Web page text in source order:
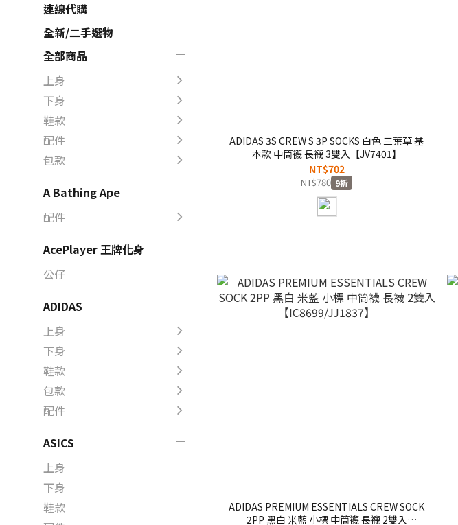
連線代購
全新/二手選物
全部商品
上身
下身
鞋款
配件
包款
A Bathing Ape
配件
AcePlayer 王牌化身
公仔
ADIDAS
上身
下身
鞋款
包款
配件
ASICS
上身
下身
鞋款
ADIDAS 3S CREW S 3P SOCKS 白色 三葉草 基
本款 中筒襪 長襪 3雙入【JV7401】
NT$702
NT$780 9折
ADIDAS PREMIUM ESSENTIALS CREW SOCK
2PP 黑白 米藍 小標 中筒襪 長襪 2雙入